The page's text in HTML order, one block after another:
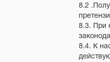
8.2
8.3. При
8.4. К